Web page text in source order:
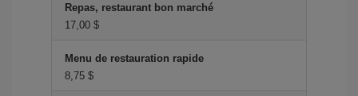
Repas, restaurant bon marché
17,00 $
Menu de restauration rapide
8,75 $